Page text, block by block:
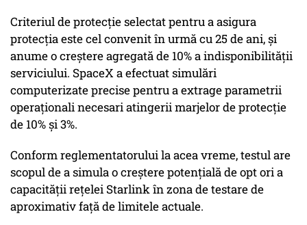
Criteriul de protecție selectat pentru a asigura
protecția este cel convenit în urmă cu 25 de ani, și
anume o creștere agregată de 10% a indisponibilității
serviciului. SpaceX a efectuat simulări
computerizate precise pentru a extrage parametrii
operaționali necesari atingerii marjelor de protecție
de 10% și 3%.
Conform reglementatorului la acea vreme, testul are
scopul de a simula o creștere potențială de opt ori a
capacității rețelei Starlink în zona de testare de
aproximativ față de limitele actuale.